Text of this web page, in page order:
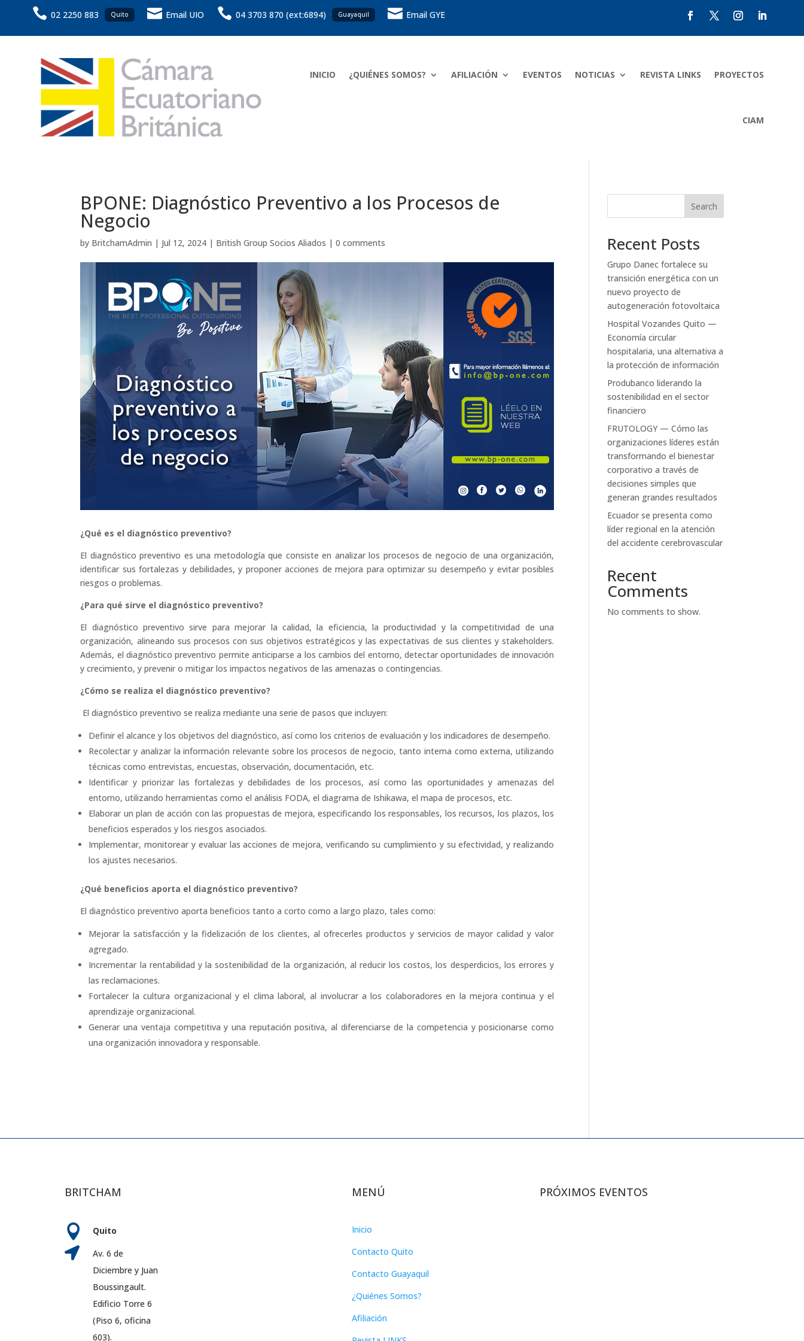
 02 2250 883 Quito  Email UIO  04 3703 870 (ext:6894) Guayaquil  Email GYE
INICIO ¿QUIÉNES SOMOS? AFILIACIÓN EVENTOS NOTICIAS REVISTA LINKS PROYECTOS
CIAM
BPONE: Diagnóstico Preventivo a los Procesos de
Negocio
by BritchamAdmin | Jul 12, 2024 | British Group Socios Aliados |0 comments
¿Qué es el diagnóstico preventivo?
El diagnóstico preventivo es una metodología que consiste en analizar los procesos de negocio de una organización,
identificar sus fortalezas y debilidades, y proponer acciones de mejora para optimizar su desempeño y evitar posibles
riesgos o problemas.
¿Para qué sirve el diagnóstico preventivo?
El diagnóstico preventivo sirve para mejorar la calidad, la eficiencia, la productividad y la competitividad de una
organización, alineando sus procesos con sus objetivos estratégicos y las expectativas de sus clientes y stakeholders.
Además, el diagnóstico preventivo permite anticiparse a los cambios del entorno, detectar oportunidades de innovación
y crecimiento, y prevenir o mitigar los impactos negativos de las amenazas o contingencias.
¿Cómo se realiza el diagnóstico preventivo?
El diagnóstico preventivo se realiza mediante una serie de pasos que incluyen:
Definir el alcance y los objetivos del diagnóstico, así como los criterios de evaluación y los indicadores de desempeño.
Recolectar y analizar la información relevante sobre los procesos de negocio, tanto interna como externa, utilizando
técnicas como entrevistas, encuestas, observación, documentación, etc.
Identificar y priorizar las fortalezas y debilidades de los procesos, así como las oportunidades y amenazas del
entorno, utilizando herramientas como el análisis FODA, el diagrama de Ishikawa, el mapa de procesos, etc.
Elaborar un plan de acción con las propuestas de mejora, especificando los responsables, los recursos, los plazos, los
beneficios esperados y los riesgos asociados.
Implementar, monitorear y evaluar las acciones de mejora, verificando su cumplimiento y su efectividad, y realizando
los ajustes necesarios.
¿Qué beneficios aporta el diagnóstico preventivo?
El diagnóstico preventivo aporta beneficios tanto a corto como a largo plazo, tales como:
Mejorar la satisfacción y la fidelización de los clientes, al ofrecerles productos y servicios de mayor calidad y valor
agregado.
Incrementar la rentabilidad y la sostenibilidad de la organización, al reducir los costos, los desperdicios, los errores y
las reclamaciones.
Fortalecer la cultura organizacional y el clima laboral, al involucrar a los colaboradores en la mejora continua y el
aprendizaje organizacional.
Generar una ventaja competitiva y una reputación positiva, al diferenciarse de la competencia y posicionarse como
una organización innovadora y responsable.
Search
Recent Posts
Grupo Danec fortalece su
transición energética con un
nuevo proyecto de
autogeneración fotovoltaica
Hospital Vozandes Quito —
Economía circular
hospitalaria, una alternativa a
la protección de información
Produbanco liderando la
sostenibilidad en el sector
financiero
FRUTOLOGY — Cómo las
organizaciones líderes están
transformando el bienestar
corporativo a través de
decisiones simples que
generan grandes resultados
Ecuador se presenta como
líder regional en la atención
del accidente cerebrovascular
Recent
Comments
No comments to show.
BRITCHAM
 Quito

Av. 6 de
Diciembre y Juan
Boussingault.
Edificio Torre 6
(Piso 6, oficina
603).
MENÚ
Inicio
Contacto Quito
Contacto Guayaquil
¿Quiénes Somos?
Afiliación
PRÓXIMOS EVENTOS